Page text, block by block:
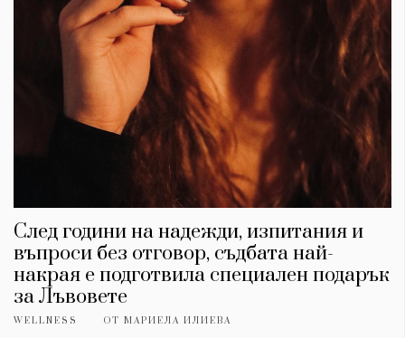
След години на надежди, изпитания и
въпроси без отговор, съдбата най-
накрая е подготвила специален подарък
за Лъвовете
WELLNESS ОТ МАРИЕЛА ИЛИЕВА